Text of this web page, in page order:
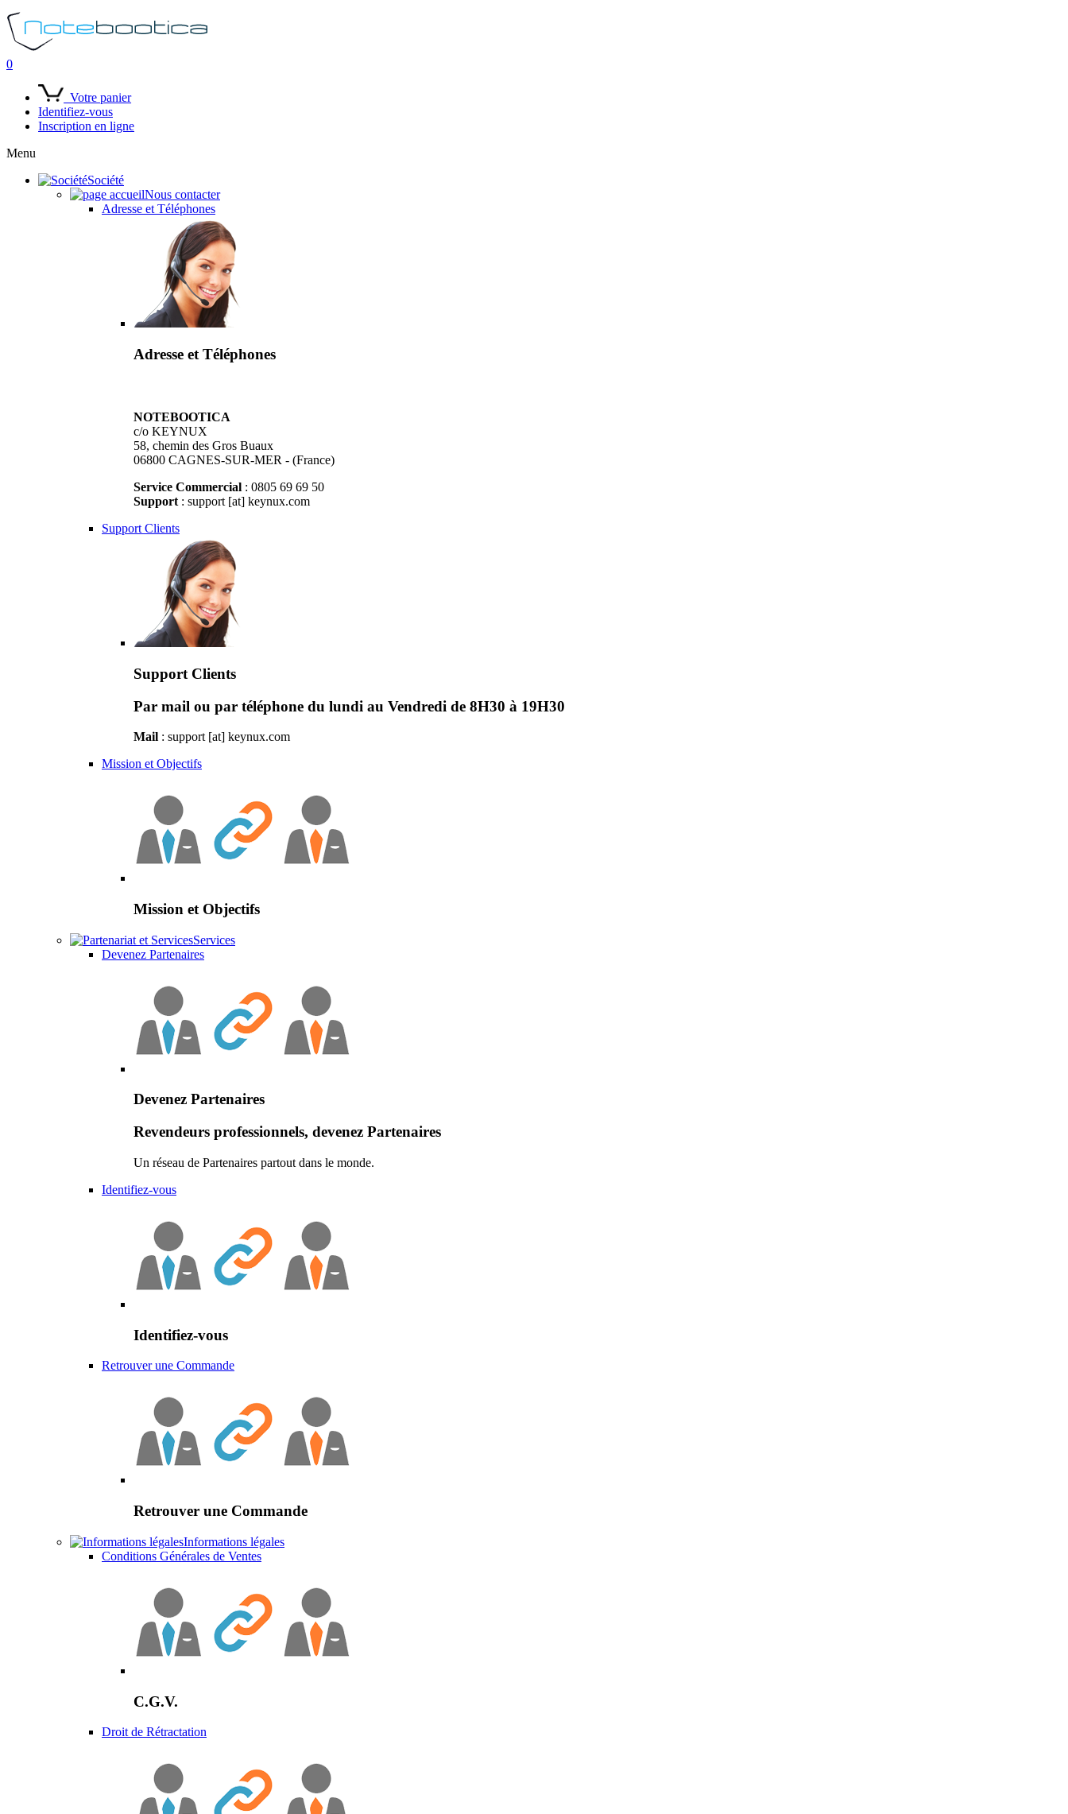
0
Votre panier
Identifiez-vous
Inscription en ligne
Menu
Société
Nous contacter
Adresse et Téléphones
Adresse et Téléphones
NOTEBOOTICA
c/o KEYNUX
58, chemin des Gros Buaux
06800 CAGNES-SUR-MER - (France)
Service Commercial : 0805 69 69 50
Support : support [at] keynux.com
Support Clients
Support Clients
Par mail ou par téléphone du lundi au Vendredi de 8H30 à 19H30
Mail : support [at] keynux.com
Mission et Objectifs
Mission et Objectifs
Services
Devenez Partenaires
Devenez Partenaires
Revendeurs professionnels, devenez Partenaires
Un réseau de Partenaires partout dans le monde.
Identifiez-vous
Identifiez-vous
Retrouver une Commande
Retrouver une Commande
Informations légales
Conditions Générales de Ventes
C.G.V.
Droit de Rétractation